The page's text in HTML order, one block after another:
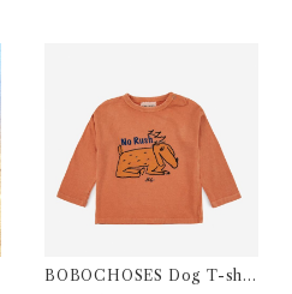
BOBOCHOSES Dog T-shir